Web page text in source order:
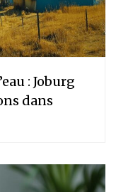
: Joburg
dans